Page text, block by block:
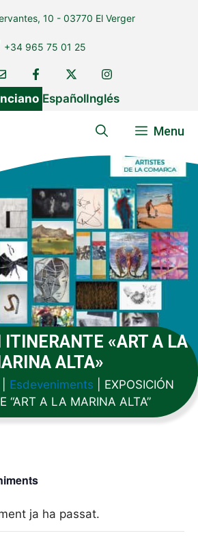
10 - 03770 El Verger
+34 965 75 01 25
EspañolInglés
Menu
ITINERANTE «ART A LA
ALTA»
Esdeveniments
EXPOSICIÓN
“ART A LA MARINA ALTA”
ja ha passat.